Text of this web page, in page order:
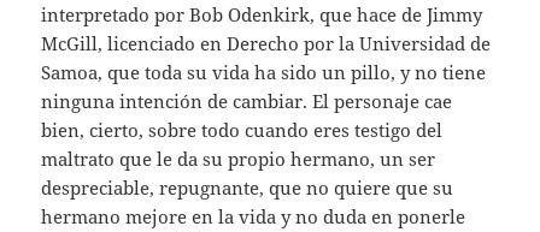
interpretado por Bob Odenkirk, que hace de Jimmy
McGill, licenciado en Derecho por la Universidad de
Samoa, que toda su vida ha sido un pillo, y no tiene
ninguna intención de cambiar. El personaje cae
bien, cierto, sobre todo cuando eres testigo del
maltrato que le da su propio hermano, un ser
despreciable, repugnante, que no quiere que su
hermano mejore en la vida y no duda en ponerle